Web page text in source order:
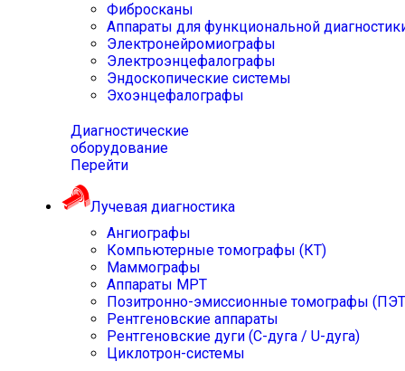
Фибросканы
Аппараты для функциональной
Электронейромиографы
Электроэнцефалографы
Эндоскопические системы
Эхоэнцефалографы
Диагностические
оборудование
Перейти
Лучевая диагностика
Ангиографы
Компьютерные томографы (КТ)
Маммографы
Аппараты МРТ
Позитронно-эмиссионные томографы
Рентгеновские аппараты
Рентгеновские дуги (С-дуга / U-дуга)
Циклотрон-системы